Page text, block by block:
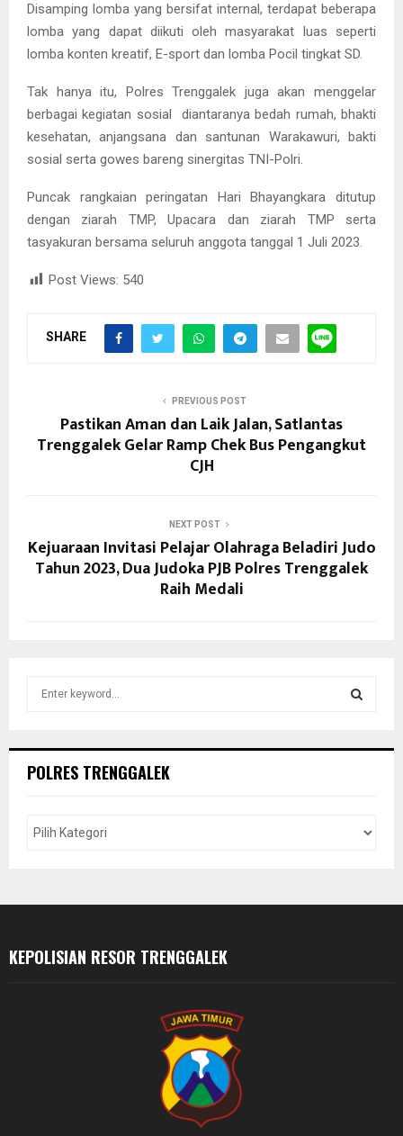
Disamping lomba yang bersifat internal, terdapat beberapa
lomba yang dapat diikuti oleh masyarakat luas seperti
lomba konten kreatif, E-sport dan lomba Pocil tingkat SD.
Tak hanya itu, Polres Trenggalek juga akan menggelar
berbagai kegiatan sosial diantaranya bedah rumah, bhakti
kesehatan, anjangsana dan santunan Warakawuri, bakti
sosial serta gowes bareng sinergitas TNI-Polri.
Puncak rangkaian peringatan Hari Bhayangkara ditutup
dengan ziarah TMP, Upacara dan ziarah TMP serta
tasyakuran bersama seluruh anggota tanggal 1 Juli 2023.
Post Views: 540
SHARE
PREVIOUS POST
Pastikan Aman dan Laik Jalan, Satlantas
Trenggalek Gelar Ramp Chek Bus Pengangkut
CJH
NEXT POST
Kejuaraan Invitasi Pelajar Olahraga Beladiri Judo
Tahun 2023, Dua Judoka PJB Polres Trenggalek
Raih Medali
h
H
POLRES TRENGGALEK
KEPOLISIAN RESOR TRENGGALEK